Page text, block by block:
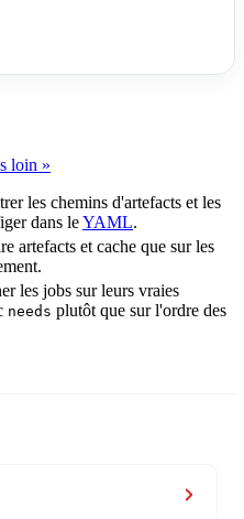
loin »
les chemins d'artefacts et les
dans leYAML.
artefacts et cache que sur les
les jobs sur leurs vraies
needs plutôt que sur l'ordre des